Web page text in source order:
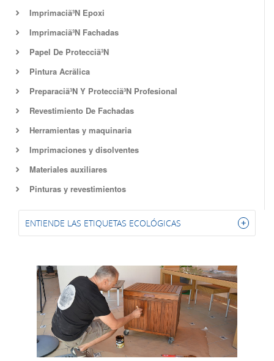
Imprimaciã³N Epoxi
Imprimaciã³N Fachadas
Papel De Protecciã³N
Pintura Acrã­lica
Preparaciã³N Y Protecciã³N Profesional
Revestimiento De Fachadas
Herramientas y maquinaria
Imprimaciones y disolventes
Materiales auxiliares
Pinturas y revestimientos
ENTIENDE LAS ETIQUETAS ECOLÓGICAS